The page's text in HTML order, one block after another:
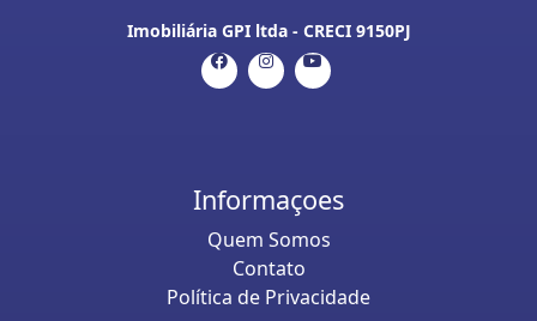
Imobiliária GPI ltda - CRECI 9150PJ
Informaçoes
Quem Somos
Contato
Política de Privacidade